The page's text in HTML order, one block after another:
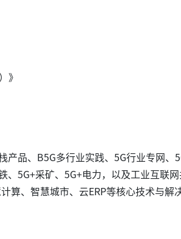
》
品、B5G多行业实践、5G行业专网、
、5G+采矿、5G+电力，以及工业互联
算、智慧城市、云ERP等核心技术与解